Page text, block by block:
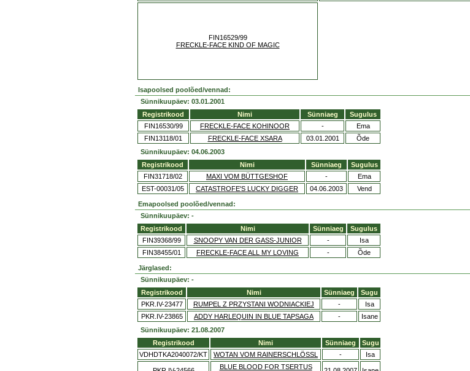
FIN16529/99
FRECKLE-FACE KIND OF MAGIC
Isapoolsed poolõed/vennad:
Sünnikuupäev: 03.01.2001
Registrikood
Nimi Sünniaeg
Sugulus
FIN16530/99
FRECKLE-FACE KOHINOOR -
Ema
FIN13118/01
FRECKLE-FACE XSARA 03.01.2001
Õde
Sünnikuupäev: 04.06.2003
Registrikood
Nimi Sünniaeg
Sugulus
FIN31718/02
MAXI VOM BÜTTGESHOF -
Ema
EST-00031/05
CATASTROFE'S LUCKY DIGGER 04.06.2003 Vend
Emapoolsed poolõed/vennad:
Sünnikuupäev: -
Registrikood
Nimi Sünniaeg
Sugulus
FIN39368/99
SNOOPY VAN DER GASS-JUNIOR -
Isa
FIN38455/01
FRECKLE-FACE ALL MY LOVING - Õde
Järglased:
Sünnikuupäev: -
Registrikood
Nimi Sünniaeg
Sugu
PKR.IV-23477
RUMPEL Z PRZYSTANI WODNIACKIEJ -
Isa
PKR.IV-23865
ADDY HARLEQUIN IN BLUE TAPSAGA -
Isane
Sünnikuupäev: 21.08.2007
Registrikood
Nimi Sünniaeg
Sugu
VDHDTKA2040072/KT
WOTAN VOM RAINERSCHLÖSSL - Isa
BLUE BLOOD FOR TSERTUS